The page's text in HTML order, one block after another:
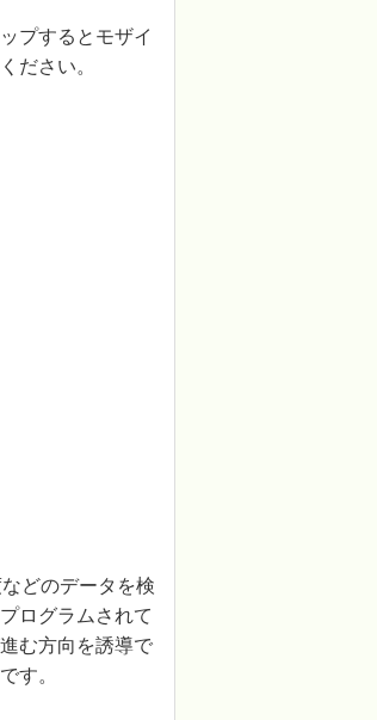
プするとモザイ
ださい。
どのデータを検
ログラムされて
む方向を誘導で
す。